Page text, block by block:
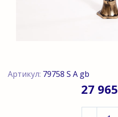
Артикул: 79758 S A gb
27